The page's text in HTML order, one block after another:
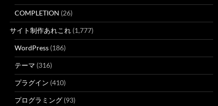
COMPLETION (26)
サイト制作あれこれ (1,777)
WordPress (186)
テーマ (316)
プラグイン (410)
プログラミング (93)